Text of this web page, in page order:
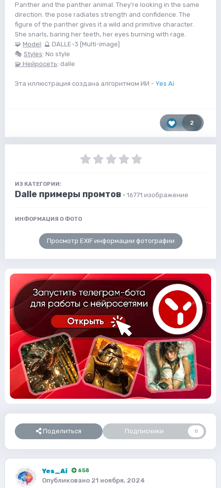
Panther and the panther animal. They're looking in the same
direction. the pose radiates strength and confidence. The
figure of the panther gives it a wild and primitive character.
She snarls, baring her teeth, her eyes burning with rage.
🧩 Model: 🔮 DALLE-3 [Multi-image]
🎭 Styles: No style
🧩 Нейросеть: dalle
Эта иллюстрация создана алгоритмом ИИ - Yes Ai
2
ИЗ КАТЕГОРИИ:
Dalle примеры промтов · 16771 изображение
ИНФОРМАЦИЯ О ФОТО
Просмотр EXIF информации фотографии
Поделиться Подписчики 0
Yes_Ai 658
Опубликовано 21 ноября, 2024